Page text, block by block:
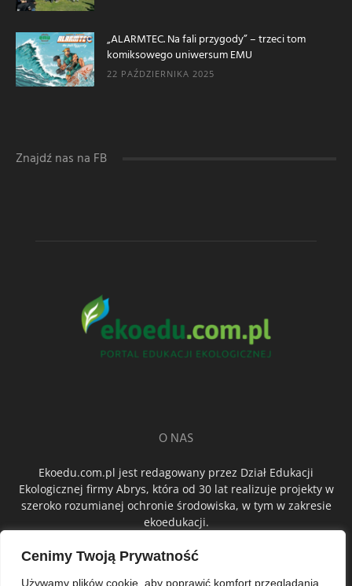
Cenimy Twoją Prywatność
Używamy plików cookie, aby poprawić komfort przeglądania,
„ALARMTEC. Na fali przygody” – trzeci tom
komiksowego uniwersum EMU
22 PAŹDZIERNIKA 2025
Znajdź nas na FB
O NAS
Ekoedu.com.pl jest redagowany przez Dział Edukacji
Ekologicznej firmy Abrys, która od 30 lat realizuje projekty w
szeroko rozumianej ochronie środowiska, w tym w zakresie
ekoedukacji.